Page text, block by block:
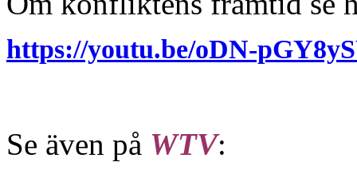
https://youtu.be/oDN-
Se även på WTV: